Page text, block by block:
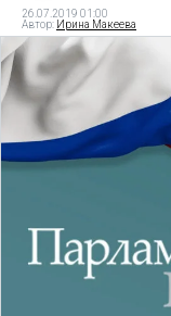
26.07.2019 01:00
Автор: Ирина Макеева